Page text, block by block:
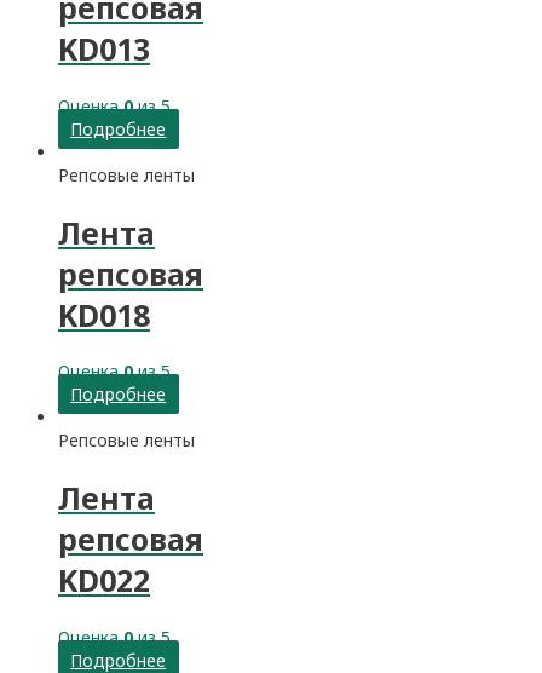
KD013
Оценка0из 5
Подробнее
Репсовые ленты
Лента
репсовая
KD018
Оценка0из 5
Подробнее
Репсовые ленты
Лента
репсовая
KD022
Оценка0из 5
Подробнее